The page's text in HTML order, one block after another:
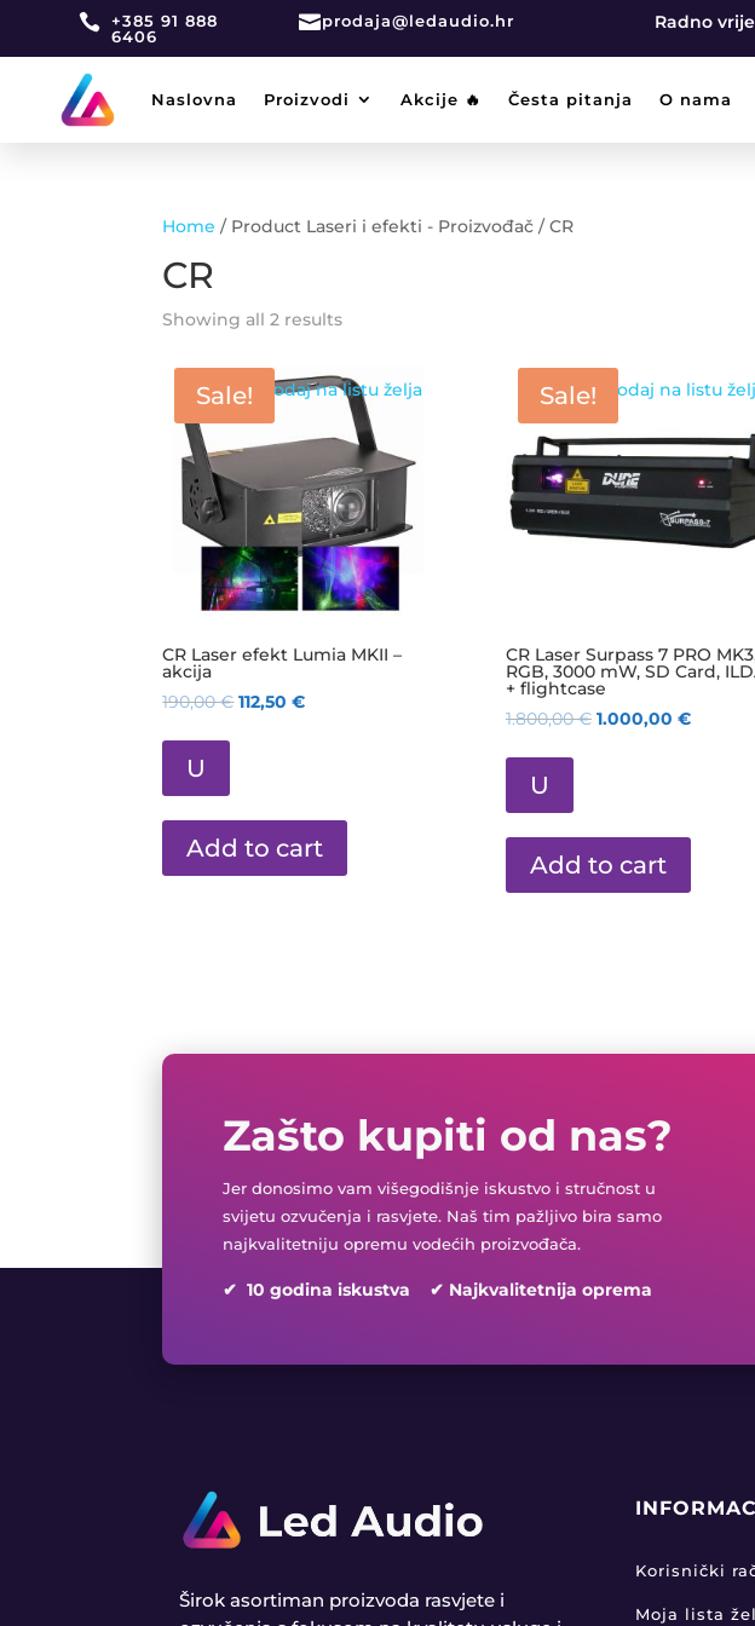
 +385 91 888
6406
prodaja@ledaudio.hr Radno
Naslovna Proizvodi Akcije 🔥 Česta pitanja O nama
Home / Product Laseri i efekti - Proizvođač / CR
CR
Showing all 2 results
Sale!
CR Laser efekt Lumia MKII –
akcija
190,00€ 112,50€
U
Dodaj na listu želja
Add to cart
Sale!
CR Laser Surpass 7 PRO
RGB, 3000 mW, SD Card,
+ flightcase
1.800,00€ 1.000,00 €
U
Dodaj na listu
Add to cart
Zašto kupiti od nas?
Jer donosimo vam višegodišnje iskustvo i stručnost u
svijetu ozvučenja i rasvjete. Naš tim pažljivo bira samo
najkvalitetniju opremu vodećih proizvođača.
✔ 10 godina iskustva ✔ Najkvalitetnija oprema
Širok asortiman proizvoda rasvjete i
Korisnički
Moja lista